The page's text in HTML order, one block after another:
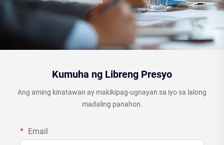
Kumuha ng Libreng Presyo
Ang aming kinatawan ay makikipag-ugnayan sa iyo sa lalong
madaling panahon.
Email